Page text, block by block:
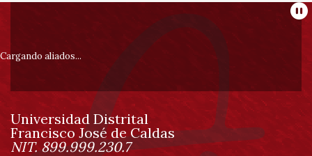
Información
pie
de
página
Cargando aliados...
Información
Universidad Distrital
Francisco José de Caldas
NIT. 899.999.230.7